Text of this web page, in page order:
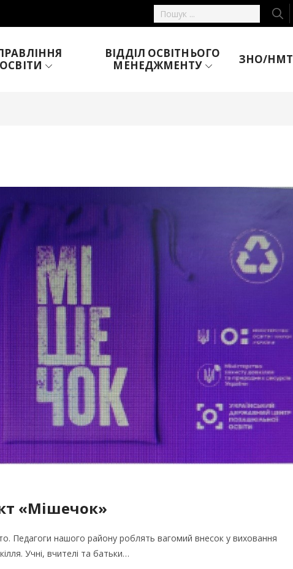
ОСВІТИ
ВІДДІЛ ОСВІТНЬОГО
МЕНЕДЖМЕНТУ
ЗНО/НМТ
«Мішечок»
Педагоги нашого району роблять вагомий внесок у виховання
Учні, вчителі та батьки…